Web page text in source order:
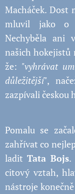
Macháček. Dost
mluvil jako o
Nechyběla ani
našich hokejistů
že: "vyhrávat
důležitější",
zazpívali českou
Pomalu se
zahřívat co
ladit Tata Bojs.
citový vztah,
nástroje